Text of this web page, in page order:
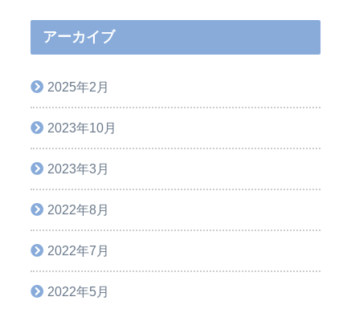
アーカイブ
2025年2月
2023年10月
2023年3月
2022年8月
2022年7月
2022年5月